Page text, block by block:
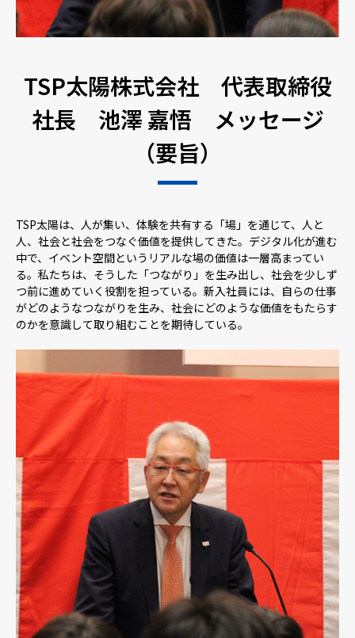
TSP太陽株式会社 代表取締役
社長 池澤 嘉悟 メッセージ
（要旨）
TSP太陽は、人が集い、体験を共有する「場」を通じて、人と
人、社会と社会をつなぐ価値を提供してきた。デジタル化が進む
中で、イベント空間というリアルな場の価値は一層高まってい
る。私たちは、そうした「つながり」を生み出し、社会を少しず
つ前に進めていく役割を担っている。新入社員には、自らの仕事
がどのようなつながりを生み、社会にどのような価値をもたらす
のかを意識して取り組むことを期待している。